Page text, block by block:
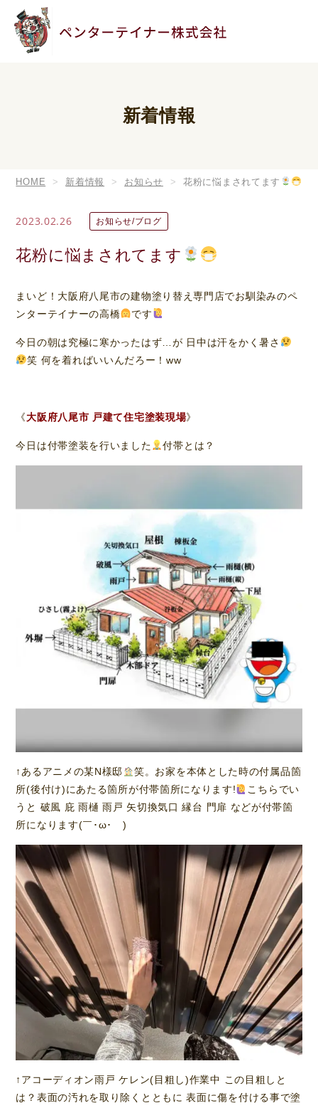
新着情報
HOME 新着情報 お知らせ 花粉に悩まされてます
2023.02.26 お知らせ/ブログ
花粉に悩まされてます
まいど！大阪府八尾市の建物塗り替え専門店でお馴染みのペ
ンターテイナーの高橋
です
今日の朝は究極に寒かったはず…が 日中は汗をかく暑さ
笑 何を着ればいいんだろー！ww
《大阪府八尾市 戸建て住宅塗装現場》
今日は付帯塗装を行いました 付帯とは？
↑あるアニメの某N様邸
笑。お家を本体とした時の付属品箇
所(後付け)にあたる箇所が付帯箇所になります!
こちらでい
うと 破風 庇 雨樋 雨戸 矢切換気口 縁台 門扉 などが付帯箇
所になります(￣･ω･￣)
↑アコーディオン雨戸 ケレン(目粗し)作業中 この目粗しと
は？表面の汚れを取り除くとともに 表面に傷を付ける事で塗